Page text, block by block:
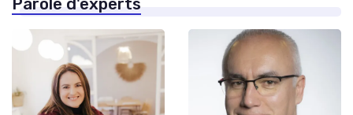
Parole d'experts